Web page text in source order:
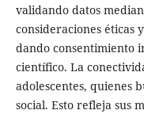
validando datos
consideraciones éticas
dando consentimiento
científico. La
adolescentes, quienes
social. Esto refleja sus